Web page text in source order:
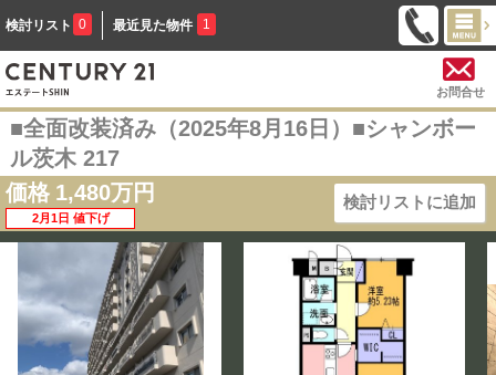
検討リスト 0 最近見た物件 1
お問合せ
■全面改装済み（2025年8月16日）■シャンボー
ル茨木 217
価格 1,480万円
2月1日 値下げ
検討リストに追加